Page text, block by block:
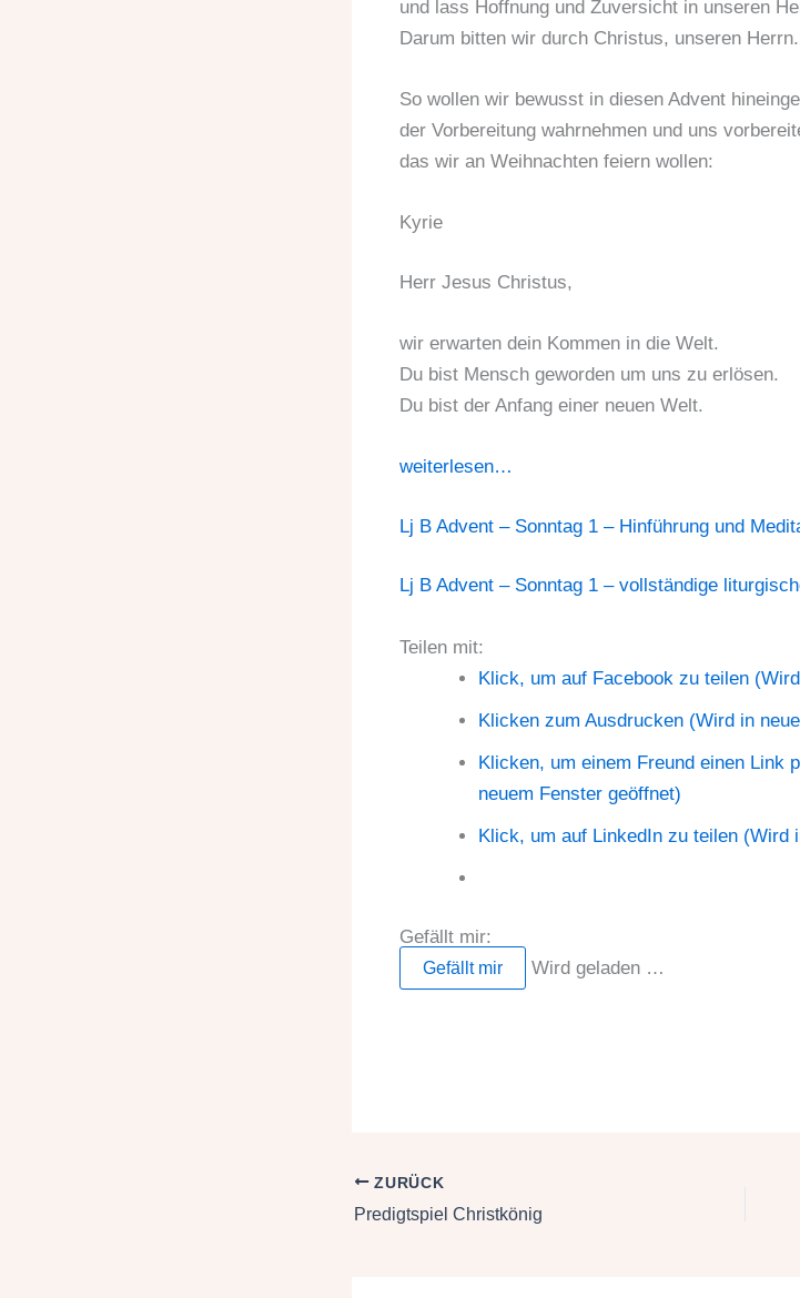
und lass Hoffnung und Zuversicht in unseren
Darum bitten wir durch Christus, unseren
So wollen wir bewusst in diesen Advent
der Vorbereitung wahrnehmen und uns
das wir an Weihnachten feiern wollen:
Kyrie
Herr Jesus Christus,
wir erwarten dein Kommen in die Welt.
Du bist Mensch geworden um uns zu erlösen.
Du bist der Anfang einer neuen Welt.
weiterlesen…
Lj B Advent – Sonntag 1 – Hinführung und
Lj B Advent – Sonntag 1 – vollständige
Teilen mit:
Klick, um auf Facebook zu teilen
Klicken zum Ausdrucken (Wird in
Klicken, um einem Freund einen Link
neuem Fenster geöffnet)
Klick, um auf LinkedIn zu teilen (Wird
Gefällt mir:
Gefällt mir Wird geladen …
ZURÜCK
Predigtspiel Christkönig